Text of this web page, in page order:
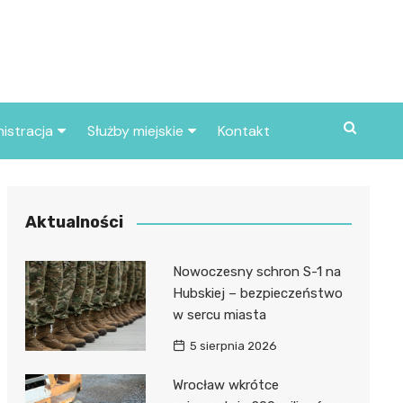
miasta
Służby miejskie
Policja
Kontakt
Aktualności
Nowoczesny schron S-1 na
Hubskiej – bezpieczeństwo
w sercu miasta
5 sierpnia 2026
Wrocław wkrótce